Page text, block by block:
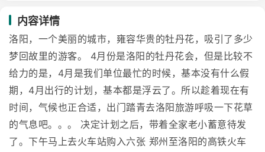
内容详情
洛阳，一个美丽的城市，雍容华贵的牡丹花，吸引了多少
梦回故里的游客。 4月份是洛阳的牡丹花会，但是比较不
给力的是，4月是我们单位最忙的时候，基本没有什么假
期，4月出行的计划，基本都是浮云了。所以趁着现在有
时间，气候也正合适，出门踏青去洛阳旅游呼吸一下花草
的气息吧。。。 决定计划之后，带着全家老小蓄意待发
了。下午马上去火车站购入六张 郑州至洛阳的高铁火车